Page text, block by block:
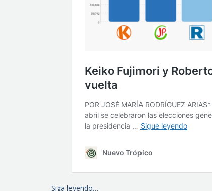
Siga leyendo…